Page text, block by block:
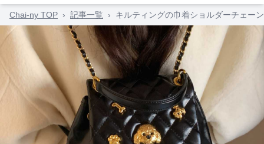
Chai-ny TOP › 記事一覧 › キルティングの巾着ショルダーチェー